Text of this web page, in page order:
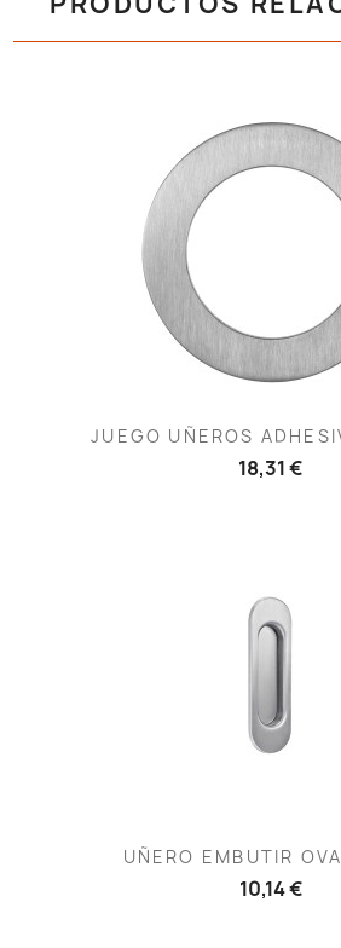
JUEGO UÑEROS
18,31 €
UÑERO EMBUTIR
10,14 €